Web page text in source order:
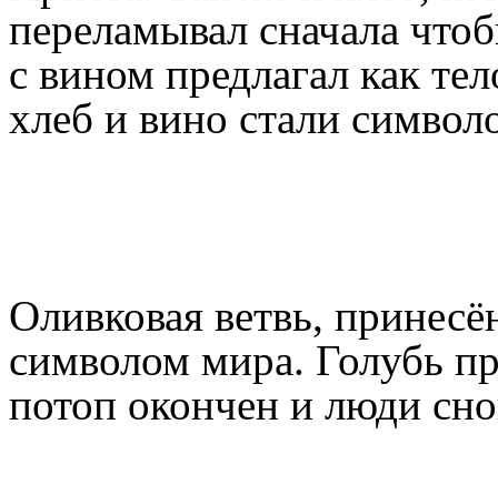
переламывал сначала
с вином предлагал как
хлеб и вино стали
Оливковая ветвь,
символом мира. Голубь
потоп окончен и люди